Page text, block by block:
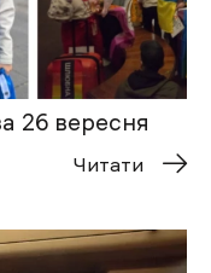
26 вересня
Читати